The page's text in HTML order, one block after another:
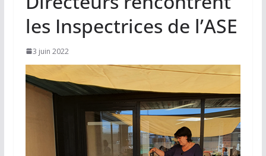
les Inspectrices de l’ASE
3 juin 2022